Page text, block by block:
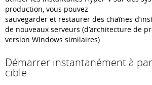
production, vous pouvez
sauvegarder et restaurer des chaînes
de nouveaux serveurs (d’architecture de
version Windows similaires).
Démarrer instantanément à
cible